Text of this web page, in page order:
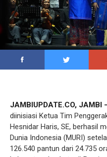
JAMBIUPDATE.CO, JAMBI
diinisiasi Ketua Tim
Hesnidar Haris, SE, berhasil
Dunia Indonesia (MURI)
126.540 pantun dari 24.735